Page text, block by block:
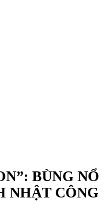
BÙNG NỔ
NHẬT CÔNG